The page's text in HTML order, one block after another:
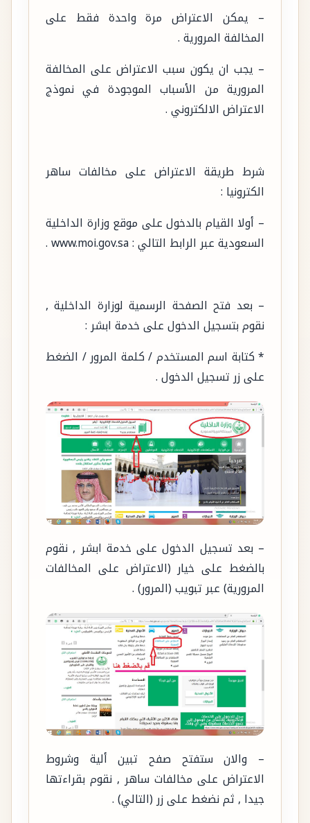
– يمكن الاعتراض مرة واحدة فقط على
المخالفة المرورية .
– يجب ان يكون سبب الاعتراض على المخالفة
المرورية من الأسباب الموجودة في نموذج
الاعتراض الالكتروني .
شرط طريقة الاعتراض على مخالفات ساهر
الكترونيا :
– أولا القيام بالدخول على موقع وزارة الداخلية
السعودية عبر الرابط التالي : www.moi.gov.sa .
– بعد فتح الصفحة الرسمية لوزارة الداخلية ,
نقوم بتسجيل الدخول على خدمة ابشر :
* كتابة اسم المستخدم / كلمة المرور / الضغط
على زر تسجيل الدخول .
– بعد تسجيل الدخول على خدمة ابشر , نقوم
بالضغط على خيار (الاعتراض على المخالفات
المرورية) عبر تبويب (المرور) .
– والان ستفتح صفح تبين ألية وشروط
الاعتراض على مخالفات ساهر , نقوم بقراءتها
جيدا , ثم نضغط على زر (التالي) .